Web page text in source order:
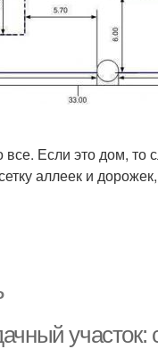
Если это дом, то
аллеек и